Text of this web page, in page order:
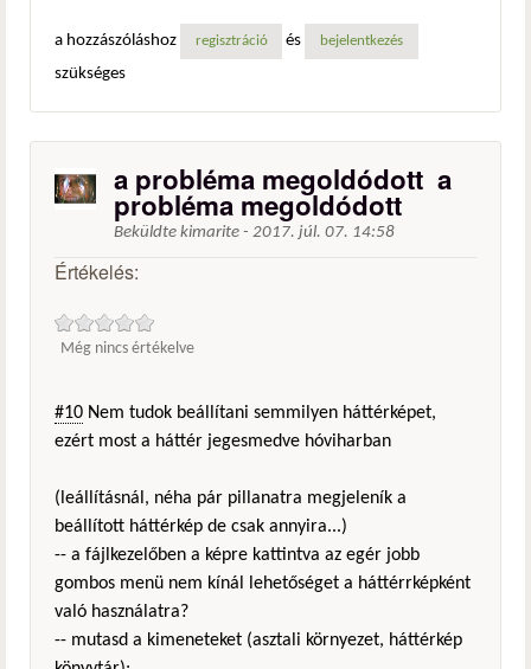
a hozzászóláshoz regisztráció és bejelentkezés
szükséges
a probléma megoldódott a
probléma megoldódott
Beküldte kimarite - 2017. júl. 07. 14:58
Értékelés:
Még nincs értékelve
#10 Nem tudok beállítani semmilyen háttérképet,
ezért most a háttér jegesmedve hóviharban
(leállításnál, néha pár pillanatra megjeleník a
beállított háttérkép de csak annyira...)
-- a fájlkezelőben a képre kattintva az egér jobb
gombos menü nem kínál lehetőséget a háttérrképként
való használatra?
-- mutasd a kimeneteket (asztali környezet, háttérkép